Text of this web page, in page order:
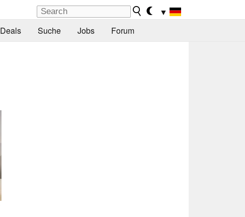
▼
Deals Suche Jobs Forum